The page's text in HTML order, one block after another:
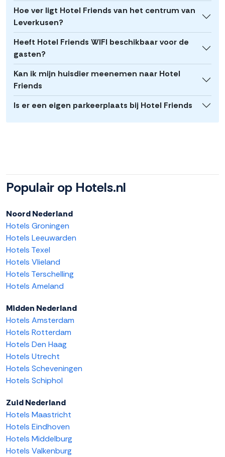
Hoe ver ligt Hotel Friends van het centrum van
Leverkusen?
Heeft Hotel Friends WIFI beschikbaar voor de
gasten?
Kan ik mijn huisdier meenemen naar Hotel
Friends
Is er een eigen parkeerplaats bij Hotel Friends
Populair op Hotels.nl
Noord Nederland
Hotels Groningen
Hotels Leeuwarden
Hotels Texel
Hotels Vlieland
Hotels Terschelling
Hotels Ameland
Midden Nederland
Hotels Amsterdam
Hotels Rotterdam
Hotels Den Haag
Hotels Utrecht
Hotels Scheveningen
Hotels Schiphol
Zuid Nederland
Hotels Maastricht
Hotels Eindhoven
Hotels Middelburg
Hotels Valkenburg